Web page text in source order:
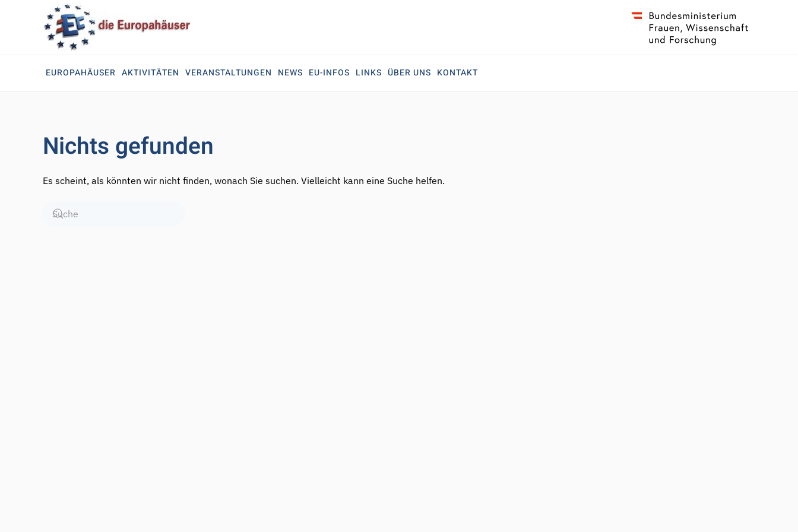
Zum Hauptinhalt springen
EUROPAHÄUSER AKTIVITÄTEN VERANSTALTUNGEN NEWS EU-INFOS LINKS ÜBER UNS KONTAKT
Nichts gefunden
Es scheint, als könnten wir nicht finden, wonach Sie suchen. Vielleicht kann eine Suche helfen.